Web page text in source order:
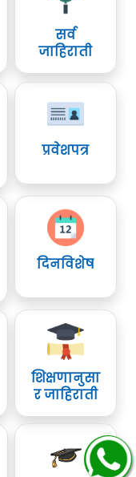
सर्व
जाहिराती
प्रवेशपत्र
दिनविशेष
शिक्षणानुसा
र जाहिराती